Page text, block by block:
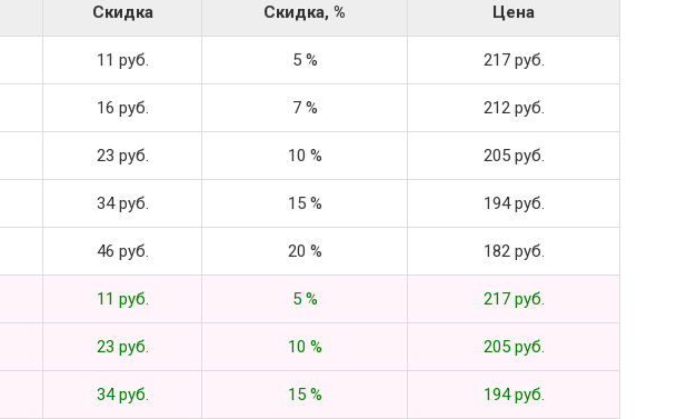
Скидка Скидка, % Цена
11 руб. 5 % 217 руб.
16 руб. 7 % 212 руб.
23 руб. 10 % 205 руб.
34 руб. 15 % 194 руб.
46 руб. 20 % 182 руб.
11 руб. 5 % 217 руб.
23 руб. 10 % 205 руб.
34 руб. 15 % 194 руб.